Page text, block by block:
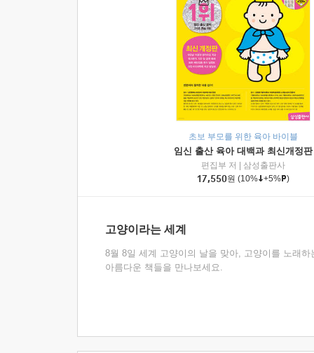
초보 부모를 위한 육아 바이블
임신 출산 육아 대백과 최신개정판
편집부 저
삼성출판사
17,550원 (10% +5% )
고양이라는 세계
8월 8일 세계 고양이의 날을 맞아, 고양이를 노래하
아름다운 책들을 만나보세요.